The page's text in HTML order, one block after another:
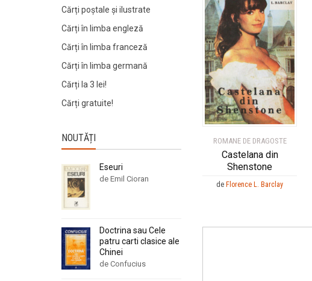
ROMANE DE DRAGOSTE
Castelana din
Shenstone
deFlorence L. Barclay
Cărți poștale și ilustrate
Cărți în limba engleză
Cărți în limba franceză
Cărți în limba germană
Cărți la 3 lei!
Cărți gratuite!
NOUTĂȚI
Eseuri
de Emil Cioran
Doctrina sau Cele
patru carti clasice ale
Chinei
de Confucius